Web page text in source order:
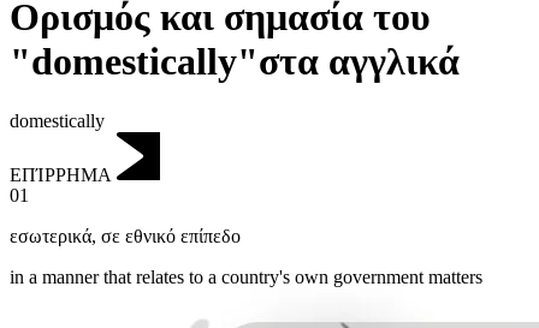
Ορισμός και σημασία του
"domestically"στα αγγλικά
domestically
ΕΠΊΡΡΗΜΑ
01
εσωτερικά, σε εθνικό επίπεδο
in a manner that relates to a country's own government matters